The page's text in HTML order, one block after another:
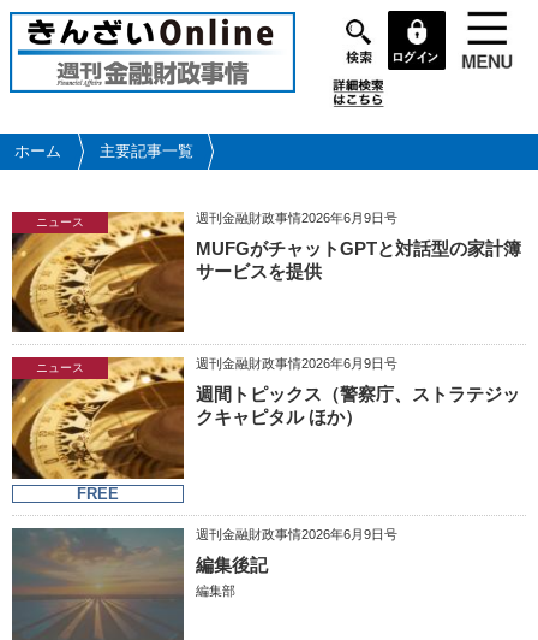
メ
イ
コ
ン
に
移
動
ホーム 主要記事一覧
ニュース 週刊金融財政事情2026年6月9日号
MUFGがチャットGPTと対話型の家計簿
サービスを提供
ニュース
FREE
週刊金融財政事情2026年6月9日号
週間トピックス（警察庁、ストラテジッ
クキャピタル ほか）
週刊金融財政事情2026年6月9日号
編集後記
編集部